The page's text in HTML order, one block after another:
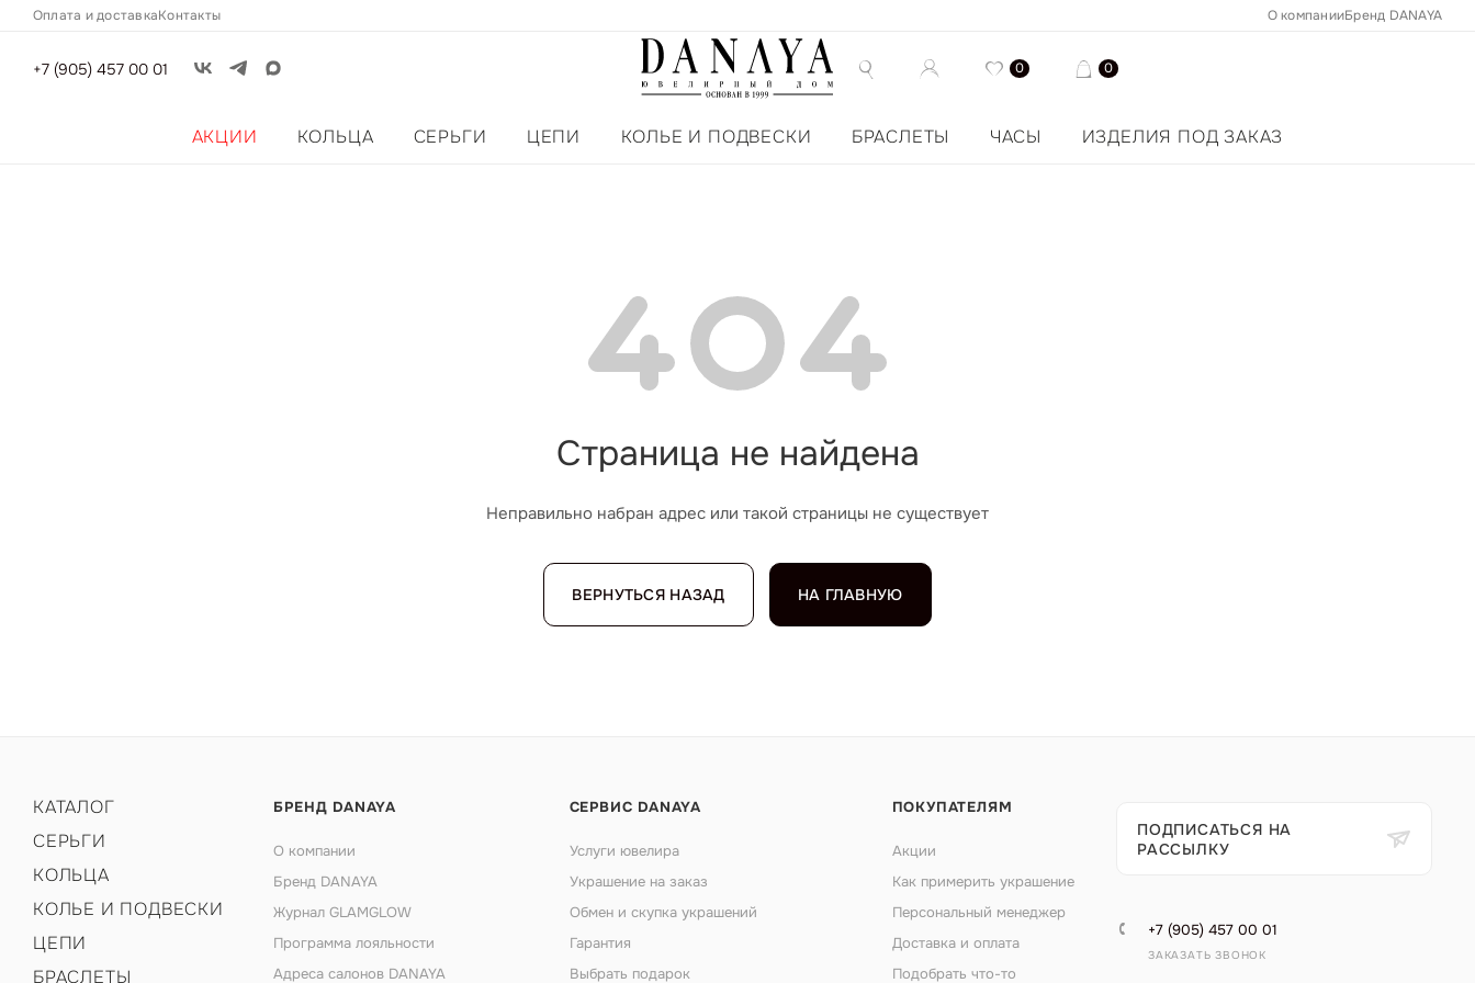
Оплата и доставкаКонтакты О компанииБренд DANAYA
+7 (905) 457 00 01 0 0
АКЦИИ КОЛЬЦА СЕРЬГИ ЦЕПИ КОЛЬЕ И ПОДВЕСКИ БРАСЛЕТЫ ЧАСЫ ИЗДЕЛИЯ ПОД ЗАКАЗ
Страница не найдена
Неправильно набран адрес или такой страницы не существует
ВЕРНУТЬСЯ НАЗАД НА ГЛАВНУЮ
КАТАЛОГ
СЕРЬГИ
КОЛЬЦА
КОЛЬЕ И ПОДВЕСКИ
ЦЕПИ
БРАСЛЕТЫ
БРЕНД DANAYA
О компании
Бренд DANAYA
Журнал GLAMGLOW
Программа лояльности
Адреса салонов DANAYA
СЕРВИС DANAYA
Услуги ювелира
Украшение на заказ
Обмен и скупка украшений
Гарантия
Выбрать подарок
ПОКУПАТЕЛЯМ
Акции
Как примерить украшение
Персональный менеджер
Доставка и оплата
Подобрать что-то
ПОДПИСАТЬСЯ НА
РАССЫЛКУ
+7 (905) 457 00 01
ЗАКАЗАТЬ ЗВОНОК